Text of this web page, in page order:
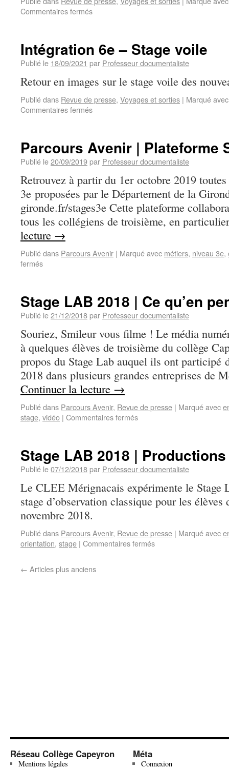
Commentaires fermés
Intégration 6e – Stage voile
Publié le 18/09/2021 par Professeur documentaliste
Retour en images sur le stage voile des
Publié dans Revue de presse, Voyages et sorties | Marqué avec
Commentaires fermés
Parcours Avenir | Plateforme
Publié le20/09/2019par Professeur documentaliste
Retrouvez à partir du 1er octobre 2019
3e proposées par le Département de la
gironde.fr/stages3e Cette plateforme
tous les collégiens de troisième, en
lecture →
Publié dans Parcours Avenir | Marqué avec métiers, niveau 3e,
fermés
Stage LAB 2018 | Ce qu’en
Publié le21/12/2018par Professeur documentaliste
Souriez, Smileur vous filme ! Le média
à quelques élèves de troisième du collège
propos du Stage Lab auquel ils ont participé
2018 dans plusieurs grandes entreprises de
Continuer la lecture →
Publié dans Parcours Avenir, Revue de presse | Marqué avec
stage, vidéo | Commentaires fermés
Stage LAB 2018 | Productions
Publié le07/12/2018par Professeur documentaliste
Le CLEE Mérignacais expérimente le Stage
stage d’observation classique pour les
novembre 2018.
Publié dans Parcours Avenir, Revue de presse | Marqué avec
orientation, stage | Commentaires fermés
← Articles plus anciens
Réseau Collège Capeyron
Mentions légales
Méta
Connexion